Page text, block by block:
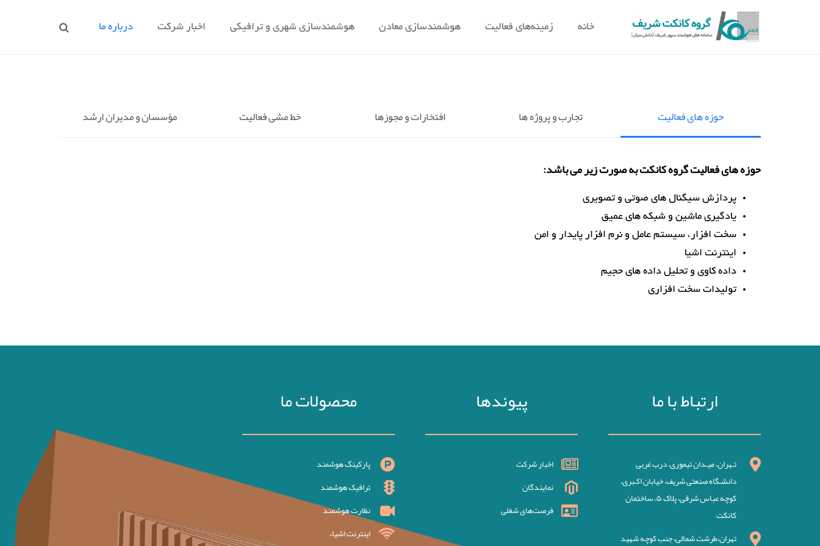
خانه زمینه‌های فعالیت هوشمندسازی معادن هوشمندسازی شهری و ترافیکی اخبار شرکت درباره ما
حوزه های فعالیت تجارب و پروژه ها افتخارات و مجوزها خط مشی فعالیت مؤسسان و مدیران ارشد
حوزه های فعالیت گروه کانکت به صورت زیر می باشد:
پردازش سیگنال های صوتی و تصویری
یادگیری ماشین و شبکه های عمیق
سخت افزار، سیستم عامل و نرم افزار پایدار و امن
اینترنت اشیا
داده کاوی و تحلیل داده های حجیم
تولیدات سخت افزاری
ارتباط با ما
تـهران، میـدان تیموری، درب غربی
دانشـگاه صنعتی شریف، خیابان اکـبری،
کوچه عباس شرقی، پلاک ۵، ساختمان
کانکت
تهران،طرشت شمالی، جنب کوچه شهید
پیوندها
اخبار شرکت
نمایندگان
فرصت‌های شغلی
محصولات ما
پارکینگ هوشمند
ترافیک هوشمند
نظارت هوشمند
اینترنت اشیاء